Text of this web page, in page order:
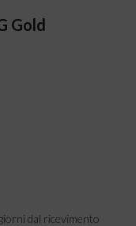
Gold
dal ricevimento